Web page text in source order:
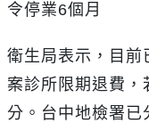
令停業6個月
衛生局表示，目前
案診所限期退費，
分。台中地檢署已